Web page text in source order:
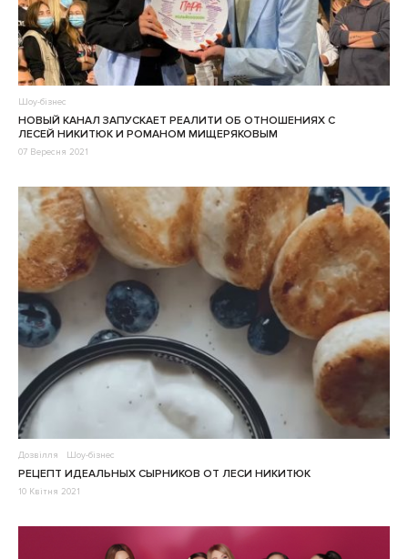
Шоу-бізнес
НОВЫЙ КАНАЛ ЗАПУСКАЕТ РЕАЛИТИ ОБ ОТНОШЕНИЯХ С
ЛЕСЕЙ НИКИТЮК И РОМАНОМ МИЩЕРЯКОВЫМ
07 Вересня 2021
Дозвілля Шоу-бізнес
РЕЦЕПТ ИДЕАЛЬНЫХ СЫРНИКОВ ОТ ЛЕСИ НИКИТЮК
10 Квітня 2021